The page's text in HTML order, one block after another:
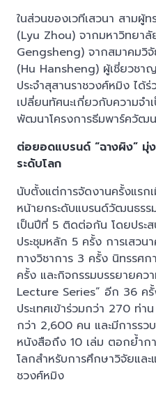
ในส่วนของเวทีเสวนา สาม
(Lyu Zhou) จากมหาวิทยา
Gengsheng) จากสมาคมวิ
(Hu Hansheng) ผู้เชี่ยวช
ประจำสุสานราชวงศ์หมิง ได้
เปลี่ยนทัศนะเกี่ยวกับความจำ
พัฒนาโครงการธีมพาร์ควัฒ
ต่อยอดแบรนด์ “ฉางผิง”
ระดับโลก
นับตั้งแต่การจัดงานครั้งแรก
หน้ายกระดับแบรนด์วัฒนธร
เป็นปีที่ 5 ติดต่อกัน โดยประส
ประชุมหลัก 5 ครั้ง การเสว
ทางวิชาการ 3 ครั้ง นิทรรศ
ครั้ง และกิจกรรมบรรยายคว
Lecture Series” อีก 36 ค
ประเทศเข้าร่วมกว่า 270 ท่า
กว่า 2,600 คน และมีการร
หนังสือถึง 10 เล่ม ตอกย้ำก
โลกสำหรับการศึกษาวิจัยแล
ชวงศ์หมิง